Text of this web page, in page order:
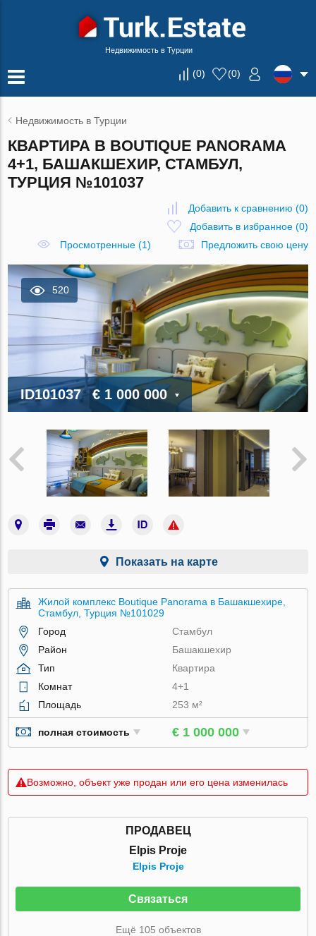
Недвижимость в Турции
(0) (0)
Недвижимость в Турции
КВАРТИРА В BOUTIQUE PANORAMA
4+1, БАШАКШЕХИР, СТАМБУЛ,
ТУРЦИЯ №101037
Добавить к сравнению (0)
Добавить в избранное(0)
Просмотренные (1)
Предложить свою цену
520
ID101037 € 1 000 000
Показать на карте
Жилой комплекс Boutique Panorama в Башакшехире,
Стамбул, Турция №101029
Город
Стамбул
Район
Башакшехир
Тип
Квартира
Комнат
4+1
Площадь
253 м²
полная стоимость € 1 000 000
Возможно, объект уже продан или его цена изменилась
ПРОДАВЕЦ
Elpis Proje
Elpis Proje
Связаться
Ещё 105 объектов